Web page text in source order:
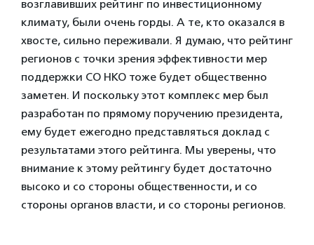
возглавивших рейтинг по инвестиционному
климату, были очень горды. А те, кто оказался в
хвосте, сильно переживали. Я думаю, что рейтинг
регионов с точки зрения эффективности мер
поддержки СО НКО тоже будет общественно
заметен. И поскольку этот комплекс мер был
разработан по прямому поручению президента,
ему будет ежегодно представляться доклад с
результатами этого рейтинга. Мы уверены, что
внимание к этому рейтингу будет достаточно
высоко и со стороны общественности, и со
стороны органов власти, и со стороны регионов.